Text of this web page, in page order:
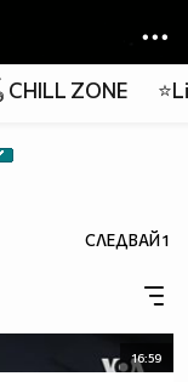
ZONE
СЛЕДВАЙ1
16:59